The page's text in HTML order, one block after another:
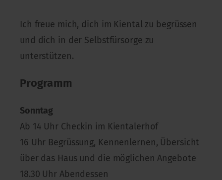
Ich freue mich, dich im Kiental zu begrüssen
und dich in der Selbstfürsorge zu
unterstützen.
Programm
Sonntag
Ab 14 Uhr Checkin im Kientalerhof
16 Uhr Begrüssung, Kennenlernen, Übersicht
über das Haus und die möglichen Angebote
18.30 Uhr Abendessen